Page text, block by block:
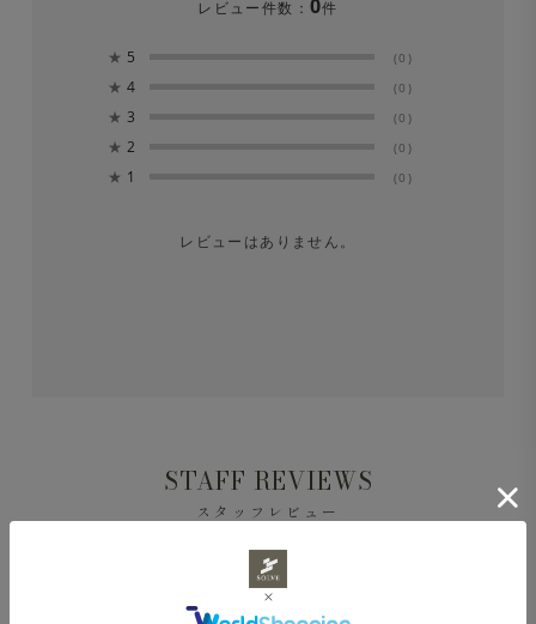
Journey Sweatshirt モックネック シルケット裏毛 エク
※素材の特性上、洗濯を繰り返すことにより縮みが生じま
すのでご注意下さい。
※洗濯後は形を整えてすぐに日陰でつり干しにしてくださ
レビュー件数： 0件
★ 5 (0)
★ 4 (0)
★ 3 (0)
★ 2 (0)
★ 1 (0)
レビューはありません。
STAFF REVIEWS
スタッフレビュー
レビューはありません。